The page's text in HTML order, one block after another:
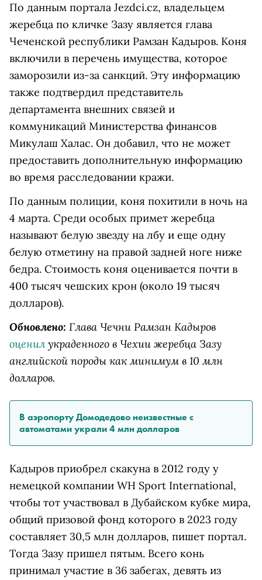
По данным портала Jezdci.cz, владельцем
жеребца по кличке Зазу является глава
Чеченской республики Рамзан Кадыров. Коня
включили в перечень имущества, которое
заморозили из-за санкций. Эту информацию
также подтвердил представитель
департамента внешних связей и
коммуникаций Министерства финансов
Микулаш Халас. Он добавил, что не может
предоставить дополнительную информацию
во время расследовании кражи.
По данным полиции, коня похитили в ночь на
4 марта. Среди особых примет жеребца
называют белую звезду на лбу и еще одну
белую отметину на правой задней ноге ниже
бедра. Стоимость коня оценивается почти в
400 тысяч чешских крон (около 19 тысяч
долларов).
Обновлено: Глава Чечни Рамзан Кадыров
оценил украденного в Чехии жеребца Зазу
английской породы как минимум в 10 млн
долларов.
В аэропорту Домодедово неизвестные с
автоматами украли 4 млн долларов
Кадыров приобрел скакуна в 2012 году у
немецкой компании WH Sport International,
чтобы тот участвовал в Дубайском кубке мира,
общий призовой фонд которого в 2023 году
составляет 30,5 млн долларов, пишет портал.
Тогда Зазу пришел пятым. Всего конь
принимал участие в 36 забегах, девять из